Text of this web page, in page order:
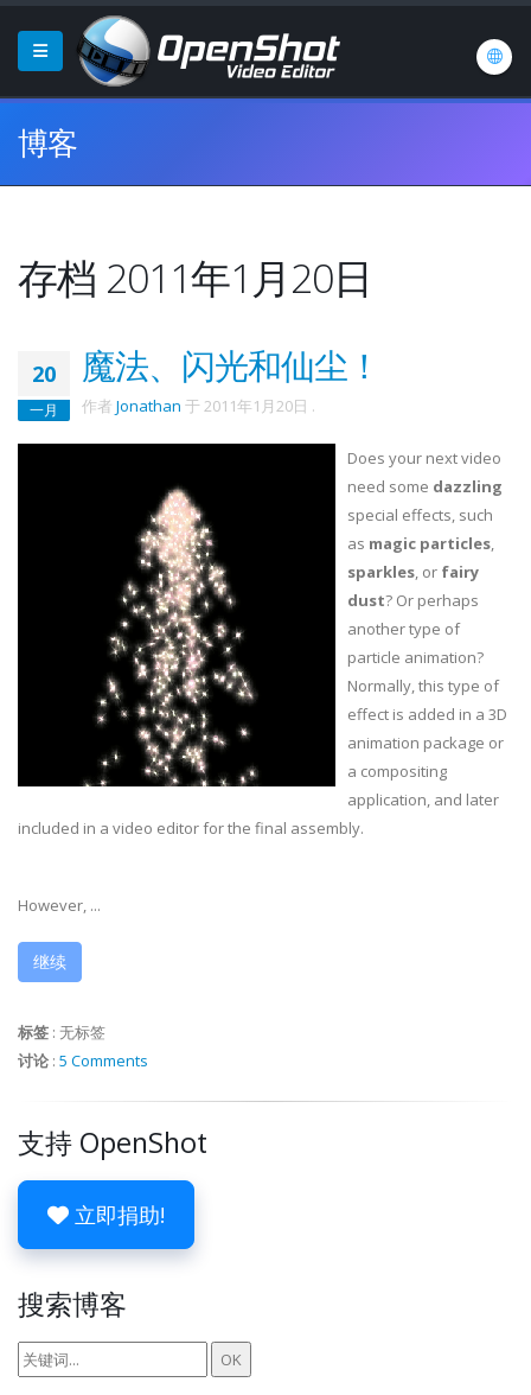
博客
存档 2011年1月20日
20
一月
魔法、闪光和仙尘！
作者 Jonathan 于 2011年1月20日 .
Does your next video
need some dazzling
special effects, such
as magic particles,
sparkles, or fairy
dust? Or perhaps
another type of
particle animation?
Normally, this type of
effect is added in a 3D
animation package or
a compositing
application, and later
included in a video editor for the final assembly.
However, ...
继续
标签 : 无标签
讨论 : 5 Comments
支持 OpenShot
立即捐助!
搜索博客